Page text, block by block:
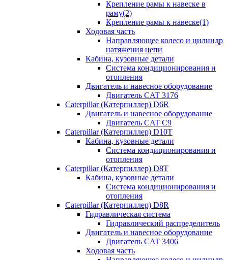
Крепление рамы к навеске в
раму(2)
Крепление рамы к навеске(1)
Ходовая часть
Направляющее колесо и цилиндр
натяжения цепи
Кабина, кузовные детали
Система кондиционирования и
отопления
Двигатель и навесное оборудование
Двигатель CAT 3176
Caterpillar (Катерпиллер) D6R
Двигатель и навесное оборудование
Двигатель CAT C9
Caterpillar (Катерпиллер) D10T
Кабина, кузовные детали
Система кондиционирования и
отопления
Caterpillar (Катерпиллер) D8T
Кабина, кузовные детали
Система кондиционирования и
отопления
Caterpillar (Катерпиллер) D8R
Гидравлическая система
Гидравлический распределитель
Двигатель и навесное оборудование
Двигатель CAT 3406
Ходовая часть